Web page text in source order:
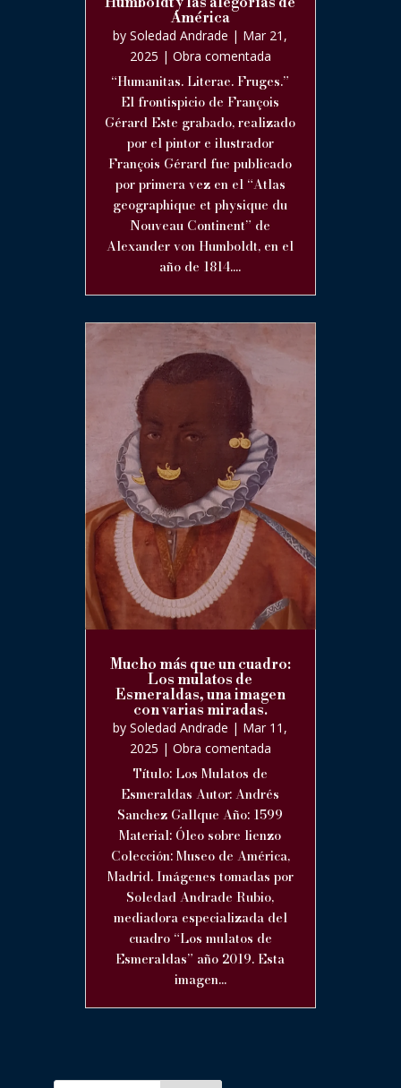
América
bySoledad Andrade | Mar 21,
2025 | Obra comentada
“Humanitas. Literae. Fruges.”
El frontispicio de François
Gérard Este grabado, realizado
por el pintor e ilustrador
François Gérard fue publicado
por primera vez en el “Atlas
geographique et physique du
Nouveau Continent” de
Alexander von Humboldt, en el
año de 1814....
Mucho más que un cuadro:
Los mulatos de
Esmeraldas, una imagen
con varias miradas.
bySoledad Andrade | Mar 11,
2025 | Obra comentada
Título: Los Mulatos de
Esmeraldas Autor: Andrés
Sanchez Gallque Año: 1599
Material: Óleo sobre lienzo
Colección: Museo de América,
Madrid. Imágenes tomadas por
Soledad Andrade Rubio,
mediadora especializada del
cuadro “Los mulatos de
Esmeraldas” año 2019. Esta
imagen...